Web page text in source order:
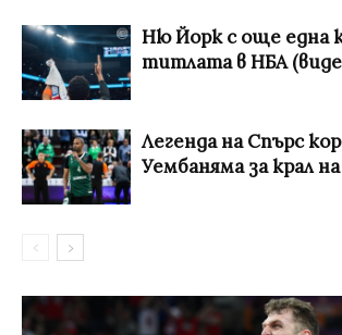
Ню Йорк с още една
титлата в НБА
Легенда на Спърс
Уембаняма за крал